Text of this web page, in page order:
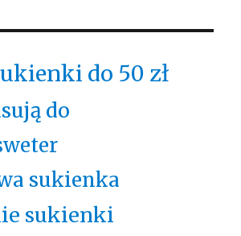
do 50 zł
do
sukienka
sukienki